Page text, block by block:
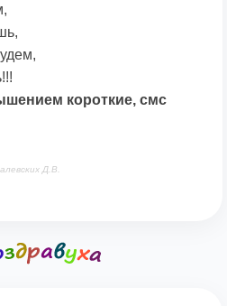
короткие, смс
Д.В.